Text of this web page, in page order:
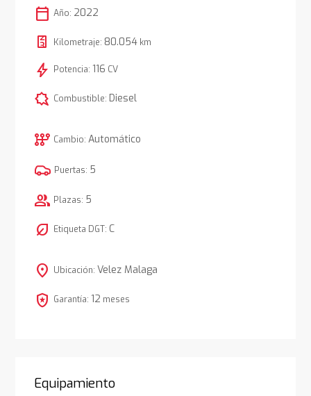
calendar_today Año: 2022
Kilometraje: 80.054km
bolt Potencia: 116 CV
comic_bubble Combustible: Diesel
auto_transmission Cambio: Automático
Puertas: 5
group Plazas: 5
nest_eco_leaf Etiqueta DGT: C
location_on Ubicación: Velez Malaga
local_police Garantía: 12 meses
Equipamiento